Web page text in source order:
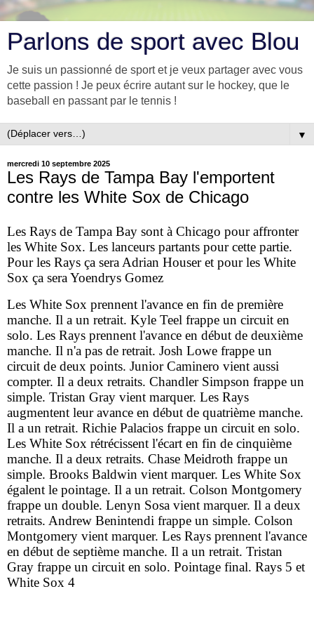
Parlons de sport avec Blou
Je suis un passionné de sport et je veux partager avec vous
cette passion ! Je peux écrire autant sur le hockey, que le
baseball en passant par le tennis !
▼
mercredi 10 septembre 2025
Les Rays de Tampa Bay l'emportent
contre les White Sox de Chicago
Les Rays de Tampa Bay sont à Chicago pour affronter
les White Sox. Les lanceurs partants pour cette partie.
Pour les Rays ça sera Adrian Houser et pour les White
Sox ça sera Yoendrys Gomez
Les White Sox prennent l'avance en fin de première
manche. Il a un retrait. Kyle Teel frappe un circuit en
solo. Les Rays prennent l'avance en début de deuxième
manche. Il n'a pas de retrait. Josh Lowe frappe un
circuit de deux points. Junior Caminero vient aussi
compter. Il a deux retraits. Chandler Simpson frappe un
simple. Tristan Gray vient marquer. Les Rays
augmentent leur avance en début de quatrième manche.
Il a un retrait. Richie Palacios frappe un circuit en solo.
Les White Sox rétrécissent l'écart en fin de cinquième
manche. Il a deux retraits. Chase Meidroth frappe un
simple. Brooks Baldwin vient marquer. Les White Sox
égalent le pointage. Il a un retrait. Colson Montgomery
frappe un double. Lenyn Sosa vient marquer. Il a deux
retraits. Andrew Benintendi frappe un simple. Colson
Montgomery vient marquer. Les Rays prennent l'avance
en début de septième manche. Il a un retrait. Tristan
Gray frappe un circuit en solo. Pointage final. Rays 5 et
White Sox 4